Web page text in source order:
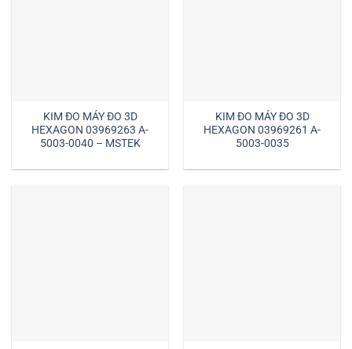
KIM ĐO MÁY ĐO 3D
HEXAGON 03969263 A-
5003-0040 – MSTEK
KIM ĐO MÁY ĐO 3D
HEXAGON 03969261 A-
5003-0035